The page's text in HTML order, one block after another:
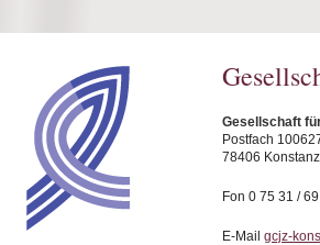
Gesellschaft
Postfach
78406 Konstanz
Fon 0 75 31 /
E-Mail gcjz-